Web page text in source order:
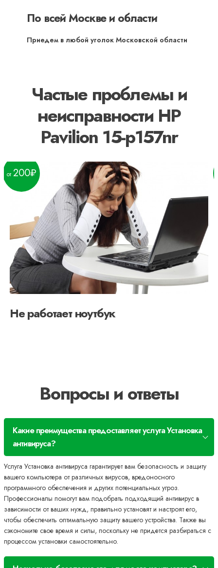
По всей Москве и области
Приедем в любой уголок Московской области
Частые проблемы и
неисправности HP
Pavilion 15-p157nr
Не работает ноутбук
200
Вопросы и ответы
Какие преимущества предоставляет услуга Установка
антивируса?
Услуга Установка антивируса гарантирует вам безопасность и защиту
вашего компьютера от различных вирусов, вредоносного
программного обеспечения и других потенциальных угроз.
Профессионалы помогут вам подобрать подходящий антивирус в
зависимости от ваших нужд, правильно установят и настроят его,
чтобы обеспечить оптимальную защиту вашего устройства. Также вы
сэкономите свое время и силы, поскольку не придется разбираться с
процессом установки самостоятельно.